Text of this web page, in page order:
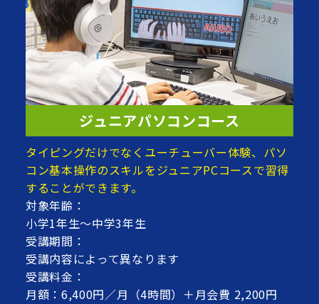
ジュニアパソコンコース
タイピングだけでなくユーチューバー体験、パソ
コン基本操作のスキルをジュニアPCコースで習得
することができます。
対象年齢：
小学1年生～中学3年生
受講期間：
受講内容によって異なります
受講料金：
月額：6,400円／月（4時間）＋月会費 2,200円